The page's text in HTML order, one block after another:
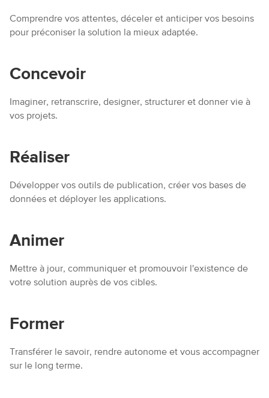
Comprendre vos attentes, déceler et anticiper vos besoins
pour préconiser la solution la mieux adaptée.
Concevoir
Imaginer, retranscrire, designer, structurer et donner vie à
vos projets.
Réaliser
Développer vos outils de publication, créer vos bases de
données et déployer les applications.
Animer
Mettre à jour, communiquer et promouvoir l'existence de
votre solution auprès de vos cibles.
Former
Transférer le savoir, rendre autonome et vous accompagner
sur le long terme.